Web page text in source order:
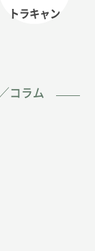
トラキャン
コラム